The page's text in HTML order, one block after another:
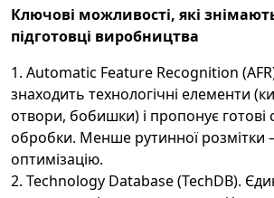
Ключові можливості, які
підготовці виробництва
Automatic Feature Recognition
знаходить технологічні елементи
отвори, бобишки) і пропонує готові
обробки. Менше рутинної розмітки
оптимізацію.
Technology Database (TechDB).